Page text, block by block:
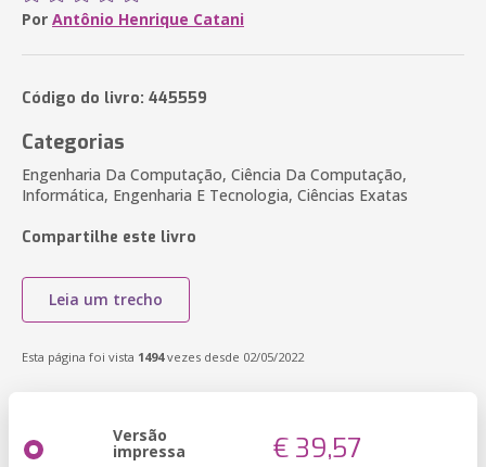
Por Antônio Henrique Catani
Código do livro: 445559
Categorias
Engenharia Da Computação, Ciência Da Computação,
Informática, Engenharia E Tecnologia, Ciências Exatas
Compartilhe este livro
Leia um trecho
Esta página foi vista 1494vezes desde 02/05/2022
Versão
impressa € 39,57